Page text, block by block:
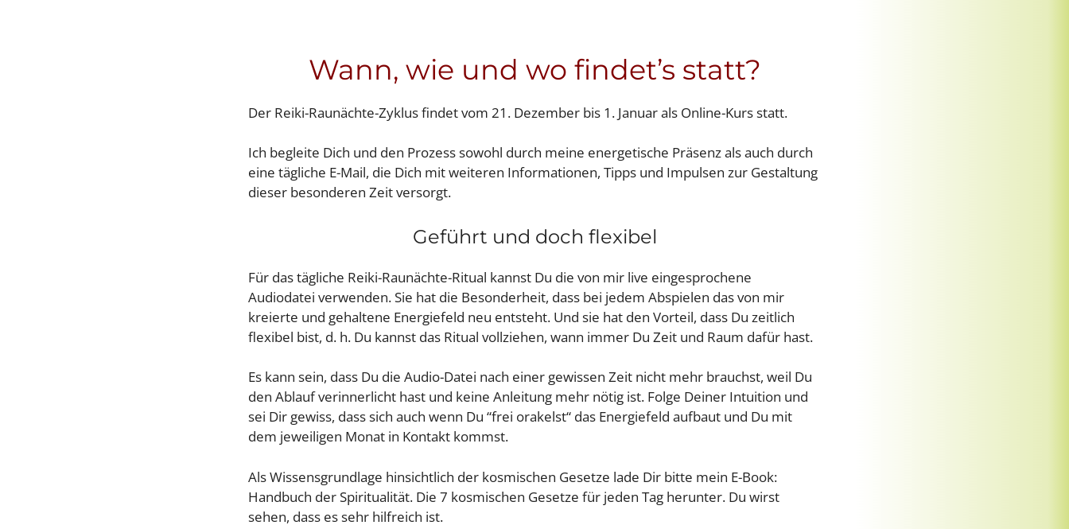
Wann, wie und wo findet’s statt?
Der Reiki-Raunächte-Zyklus findet vom 21. Dezember bis 1. Januar als Online-Kurs statt.
Ich begleite Dich und den Prozess sowohl durch meine energetische Präsenz als auch durch
eine tägliche E-Mail, die Dich mit weiteren Informationen, Tipps und Impulsen zur Gestaltung
dieser besonderen Zeit versorgt.
Geführt und doch flexibel
Für das tägliche Reiki-Raunächte-Ritual kannst Du die von mir live eingesprochene
Audiodatei verwenden. Sie hat die Besonderheit, dass bei jedem Abspielen das von mir
kreierte und gehaltene Energiefeld neu entsteht. Und sie hat den Vorteil, dass Du zeitlich
flexibel bist, d. h. Du kannst das Ritual vollziehen, wann immer Du Zeit und Raum dafür hast.
Es kann sein, dass Du die Audio-Datei nach einer gewissen Zeit nicht mehr brauchst, weil Du
den Ablauf verinnerlicht hast und keine Anleitung mehr nötig ist. Folge Deiner Intuition und
sei Dir gewiss, dass sich auch wenn Du “frei orakelst“ das Energiefeld aufbaut und Du mit
dem jeweiligen Monat in Kontakt kommst.
Als Wissensgrundlage hinsichtlich der kosmischen Gesetze lade Dir bitte mein E-Book:
Handbuch der Spiritualität. Die 7 kosmischen Gesetze für jeden Tag herunter. Du wirst
sehen, dass es sehr hilfreich ist.